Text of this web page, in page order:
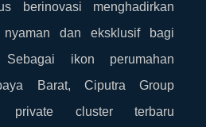
berinovasi menghadirkan
dan eksklusif bagi
Sebagai ikon perumahan
Barat, Ciputra Group
private cluster terbaru